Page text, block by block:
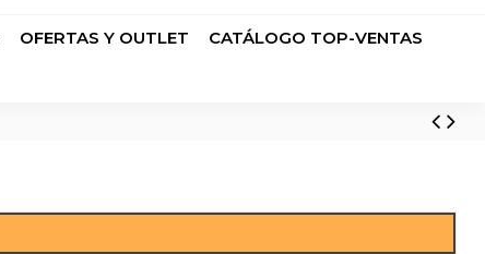
OFERTAS Y OUTLET CATÁLOGO TOP-VENTAS